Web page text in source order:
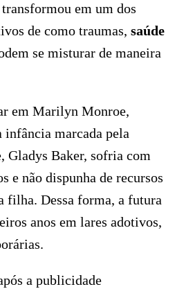
em um dos
de como traumas, saúde
se misturar de maneira
em Marilyn Monroe,
infância marcada pela
Gladys Baker, sofria com
e não dispunha de recursos
filha. Dessa forma, a futura
anos em lares adotivos,
a publicidade